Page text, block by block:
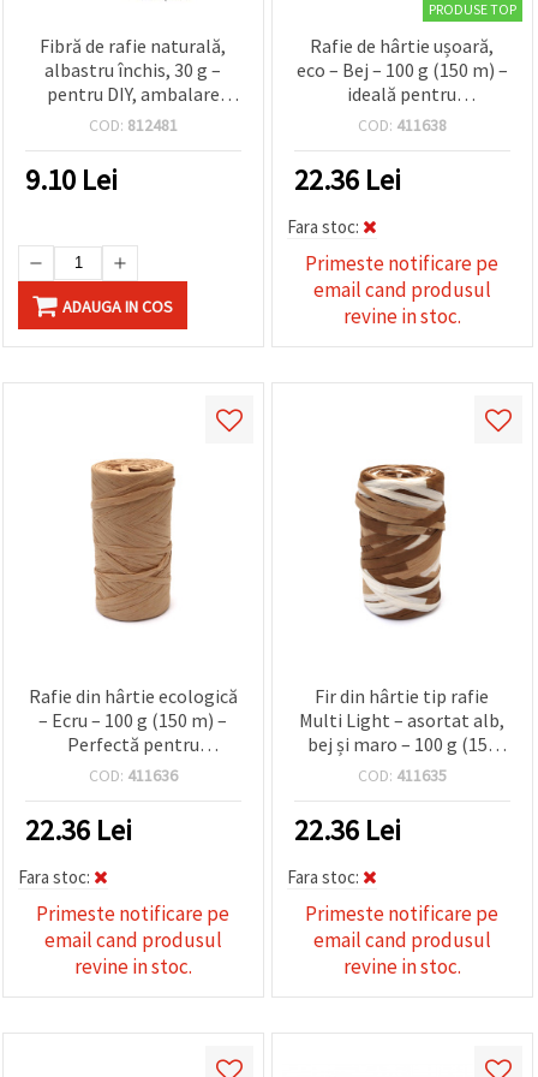
Fibră de rafie naturală,
albastru închis, 30 g –
pentru DIY, ambalare
cadouri, scrapbooking,
COD: 812481
9.10 Lei
ADAUGA IN COS
PRODUSE TOP
Rafie de hârtie ușoară,
eco – Bej – 100 g (150 m) –
ideală pentru
împachetare naturală a
decorațiuni DIY
COD: 411638
22.36 Lei
Fara stoc:
Primeste notificare pe
email cand produsul
revine in stoc.
Rafie din hârtie ecologică
– Ecru – 100 g (150 m) –
Perfectă pentru
împachetare cadouri
decorațiuni DIY/handmade
COD: 411636
22.36 Lei
Fara stoc:
Primeste notificare pe
email cand produsul
revine in stoc.
Fir din hârtie tip rafie
Multi Light – asortat alb,
bej și maro – 100 g (150
m) – perfect pentru
cadouri, împletit și decor
DIY creativ
COD: 411635
22.36 Lei
Fara stoc:
Primeste notificare pe
email cand produsul
revine in stoc.